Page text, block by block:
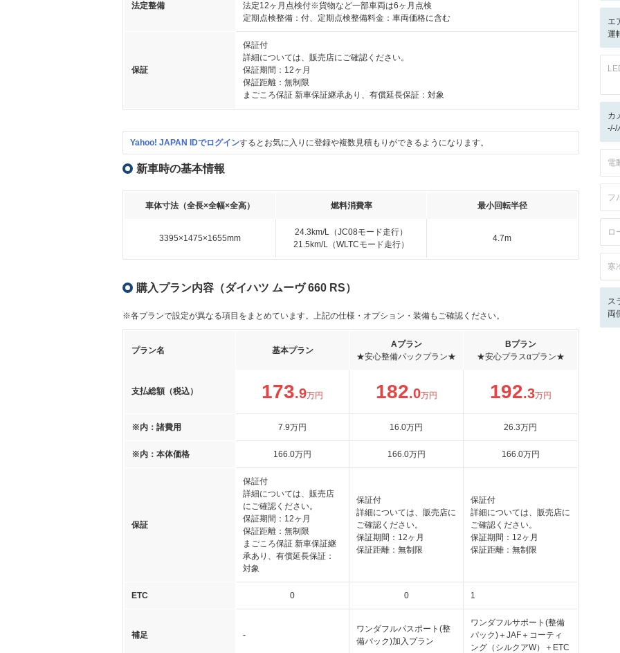
法定整備
法定12ヶ月点検付※貨物など一部車両は6ヶ月点検
定期点検整備：付、定期点検整備料金：車両価格に含む
保証
保証付
詳細については、販売店にご確認ください。
保証期間：12ヶ月
保証距離：無制限
まごころ保証 新車保証継承あり、有償延長保証：対象
Yahoo! JAPAN IDでログインするとお気に入りに登録や複数見積もりができるようになります。
新車時の基本情報
車体寸法（全長×全幅×全高） 燃料消費率 最小回転半径
3395×1475×1655mm
24.3km/L（JC08モード走行）
21.5km/L（WLTCモード走行）
4.7m
購入プラン内容（ダイハツ ムーヴ 660 RS）
※各プランで設定が異なる項目をまとめています。上記の仕様・オプション・装備もご確認ください。
プラン名 基本プラン
Aプラン
★安心整備パックプラン★
Bプラン
★安心プラスαプラン★
支払総額（税込） 173.9万円 182.0万円 192.3万円
※内：諸費用 7.9万円 16.0万円 26.3万円
※内：本体価格 166.0万円 166.0万円 166.0万円
保証
保証付
詳細については、販売店
にご確認ください。
保証期間：12ヶ月
保証距離：無制限
まごころ保証 新車保証継
承あり、有償延長保証：
対象
保証付
詳細については、販売店に
ご確認ください。
保証期間：12ヶ月
保証距離：無制限
保証付
詳細については、販売店に
ご確認ください。
保証期間：12ヶ月
保証距離：無制限
ETC 0 0 1
補足 -
ワンダフルパスポート(整
備パック)加入プラン
ワンダフルサポート(整備
パック)＋JAF＋コーティ
ング（シルクアW）＋ETC
エ
運
カ
-/-/
電
フ
ロ
寒
ス
両